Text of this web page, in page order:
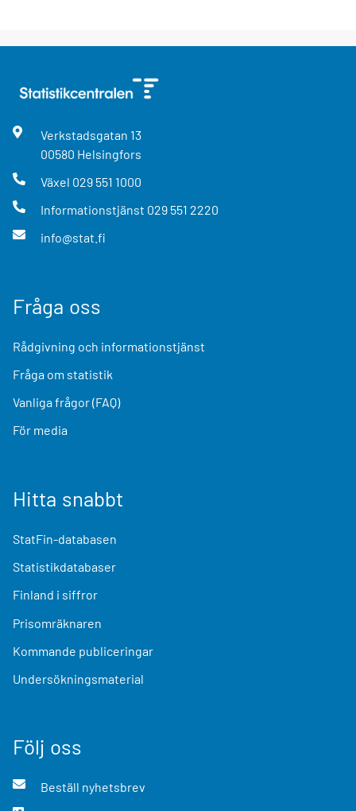
Verkstadsgatan 13
00580 Helsingfors
Växel 029 551 1000
Informationstjänst 029 551 2220
info@stat.fi
Fråga oss
Rådgivning och informationstjänst
Fråga om statistik
Vanliga frågor (FAQ)
För media
Hitta snabbt
StatFin-databasen
Statistikdatabaser
Finland i siffror
Prisomräknaren
Kommande publiceringar
Undersökningsmaterial
Följ oss
Beställ nyhetsbrev